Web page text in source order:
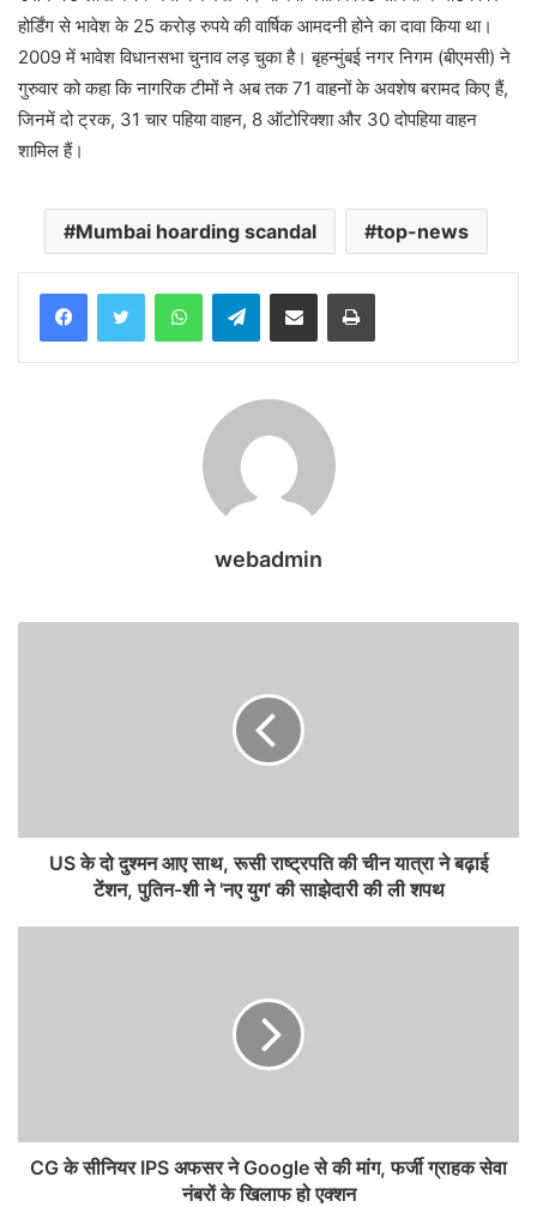
होर्डिंग से भावेश के 25 करोड़ रुपये की वार्षिक आमदनी होने का दावा किया था।
2009 में भावेश विधानसभा चुनाव लड़ चुका है। बृहन्मुंबई नगर निगम (बीएमसी) ने
गुरुवार को कहा कि नागरिक टीमों ने अब तक 71 वाहनों के अवशेष बरामद किए हैं,
जिनमें दो ट्रक, 31 चार पहिया वाहन, 8 ऑटोरिक्शा और 30 दोपहिया वाहन
शामिल हैं।
Mumbai hoarding scandal top-news
WhatsAppTelegramShare via Email Print
webadmin
US के दो दुश्मन आए साथ, रूसी राष्ट्रपति की चीन यात्रा ने बढ़ाई
टेंशन, पुतिन-शी ने 'नए युग' की साझेदारी की ली शपथ
CG के सीनियर IPS अफसर ने Google से की मांग, फर्जी ग्राहक सेवा
नंबरों के खिलाफ हो एक्शन